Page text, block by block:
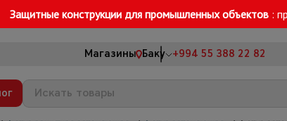
Защитные конструкции для промышленных объектов :
Магазины Баку +994 55 388 22 82